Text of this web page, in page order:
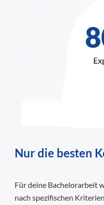
Nur die besten
Für deine Bachelorarbeit
nach spezifischen